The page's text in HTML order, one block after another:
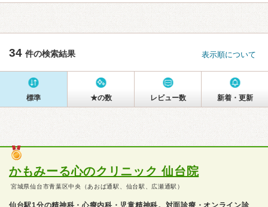
34 件の検索結果 表示順について
標準 ★の数 レビュー数 新着・更新
かもみーる心のクリニック 仙台院
宮城県仙台市青葉区中央（あおば通駅、仙台駅、広瀬通駅）
仙台駅1分の精神科・心療内科・児童精神科。対面診療・オンライン診